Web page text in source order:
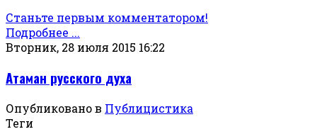
Станьте первым комментатором!
Подробнее ...
Вторник, 28 июля 2015 16:22
Атаман русского духа
Опубликовано в Публицистика
Теги